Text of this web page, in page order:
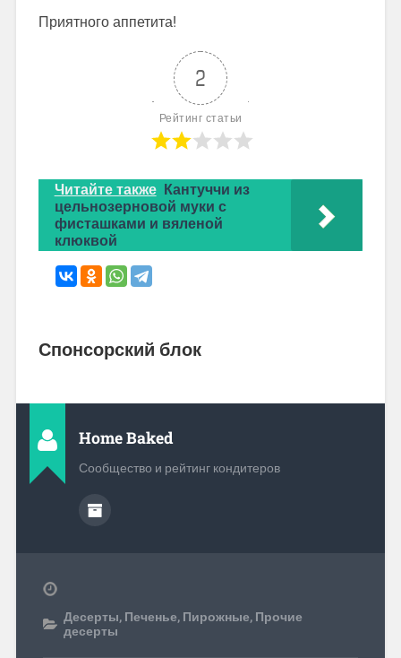
Приятного аппетита!
2
Рейтинг статьи
Читайте также Кантуччи из
цельнозерновой муки с
фисташками и вяленой
клюквой
Спонсорский блок
Home Baked
Сообщество и рейтинг кондитеров
Десерты, Печенье, Пирожные, Прочие
десерты